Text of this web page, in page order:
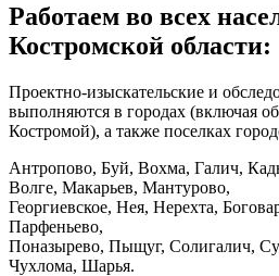
Работаем во всех
Костромской области:
Проектно-изыскательские и
выполняются в городах (включая
Костромой), а также поселках
Антропово, Буй, Вохма, Галич,
Волге, Макарьев, Мантурово,
Георгиевское, Нея, Нерехта,
Парфеньево,
Поназырево, Пыщуг, Солигалич,
Чухлома, Шарья.